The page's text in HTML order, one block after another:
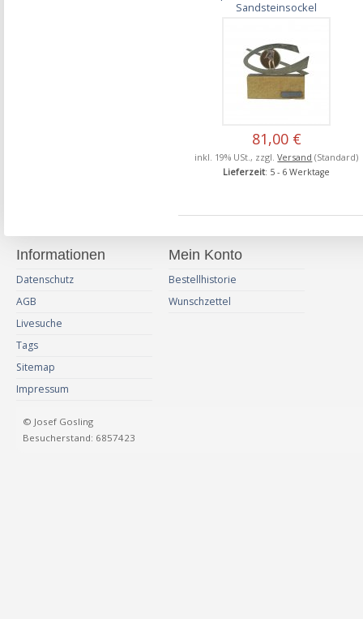
Sandsteinsockel
81,00 €
inkl. 19% USt., zzgl.Versand (Standard)
Lieferzeit: 5 - 6 Werktage
Informationen
Datenschutz
AGB
Livesuche
Tags
Sitemap
Impressum
Mein Konto
Bestellhistorie
Wunschzettel
© Josef Gosling
Besucherstand: 6857423